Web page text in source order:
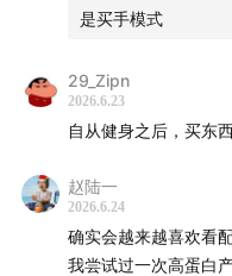
目推荐给朋友
本节目音频内容及文
不得用于 AI 模型训练
是买手模式
29_Zipn
2026.6.23
自从健身之后，买东
赵陆一
2026.6.24
确实会越来越喜欢看
我尝试过一次高蛋白